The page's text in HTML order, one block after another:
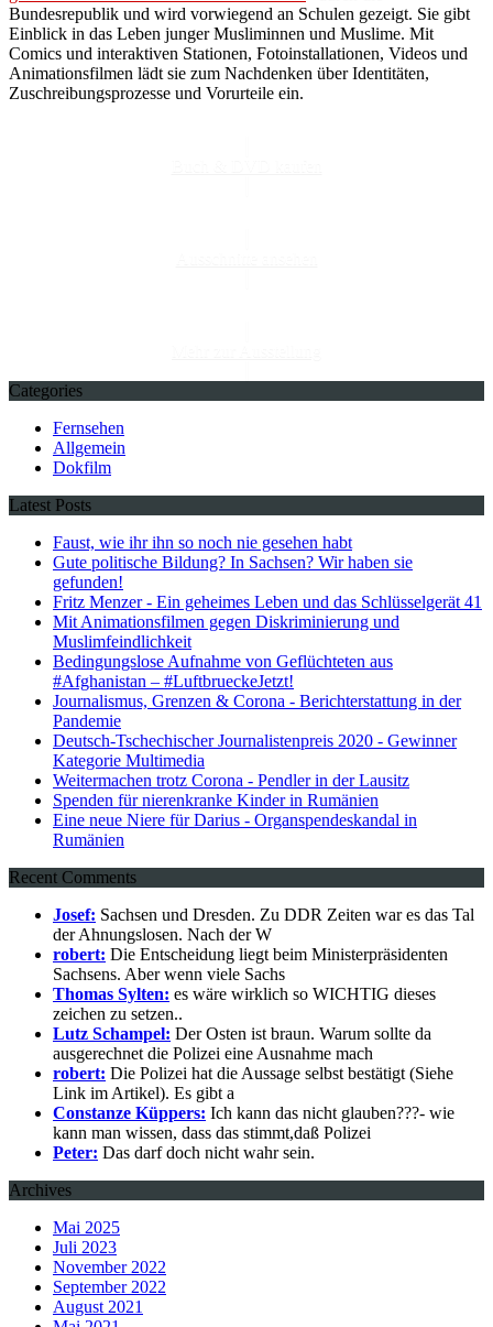
Bundesrepublik und wird vorwiegend an Schulen gezeigt. Sie gibt
Einblick in das Leben junger Musliminnen und Muslime. Mit
Comics und interaktiven Stationen, Fotoinstallationen, Videos und
Animationsfilmen lädt sie zum Nachdenken über Identitäten,
Zuschreibungsprozesse und Vorurteile ein.
Categories
Fernsehen
Allgemein
Dokfilm
Latest Posts
Faust, wie ihr ihn so noch nie gesehen habt
Gute politische Bildung? In Sachsen? Wir haben sie
gefunden!
Fritz Menzer - Ein geheimes Leben und das Schlüsselgerät 41
Mit Animationsfilmen gegen Diskriminierung und
Muslimfeindlichkeit
Bedingungslose Aufnahme von Geflüchteten aus
#Afghanistan – #LuftbrueckeJetzt!
Journalismus, Grenzen & Corona - Berichterstattung in der
Pandemie
Deutsch-Tschechischer Journalistenpreis 2020 - Gewinner
Kategorie Multimedia
Weitermachen trotz Corona - Pendler in der Lausitz
Spenden für nierenkranke Kinder in Rumänien
Eine neue Niere für Darius - Organspendeskandal in
Rumänien
Recent Comments
Josef: Sachsen und Dresden. Zu DDR Zeiten war es das Tal
der Ahnungslosen. Nach der W
robert: Die Entscheidung liegt beim Ministerpräsidenten
Sachsens. Aber wenn viele Sachs
Thomas Sylten: es wäre wirklich so WICHTIG dieses
zeichen zu setzen..
Lutz Schampel: Der Osten ist braun. Warum sollte da
ausgerechnet die Polizei eine Ausnahme mach
robert: Die Polizei hat die Aussage selbst bestätigt (Siehe
Link im Artikel). Es gibt a
Constanze Küppers: Ich kann das nicht glauben???- wie
kann man wissen, dass das stimmt,daß Polizei
Peter: Das darf doch nicht wahr sein.
Archives
Mai 2025
Juli 2023
November 2022
September 2022
August 2021